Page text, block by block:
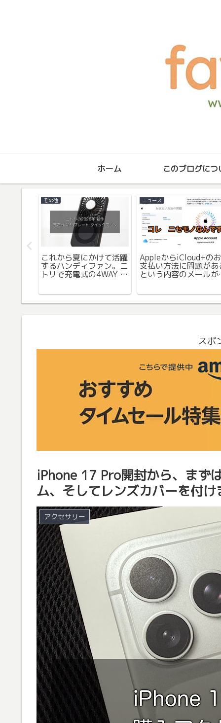
ホーム このブログにつ
その他
これから夏にかけて活躍
するハンディファン。ニ
トリで充電式の4WAY 冷
ニュース
AppleからiCloud+の
支払い方法に問題があ
という内容のメールが
ょう。
スポ
iPhone 17 Pro開封から、まず
ム、そしてレンズカバーを付け
アクセサリー